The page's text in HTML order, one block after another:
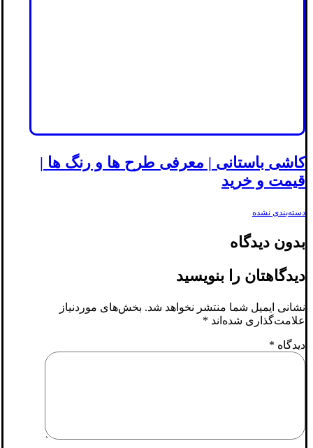
کاشی باستانی | معرفی طرح ها و رنگ ها |
قیمت و خرید
دسته‌بندی نشده
بدون دیدگاه
دیدگاهتان را بنویسید
نشانی ایمیل شما منتشر نخواهد شد. بخش‌های موردنیاز
علامت‌گذاری شده‌اند *
دیدگاه *